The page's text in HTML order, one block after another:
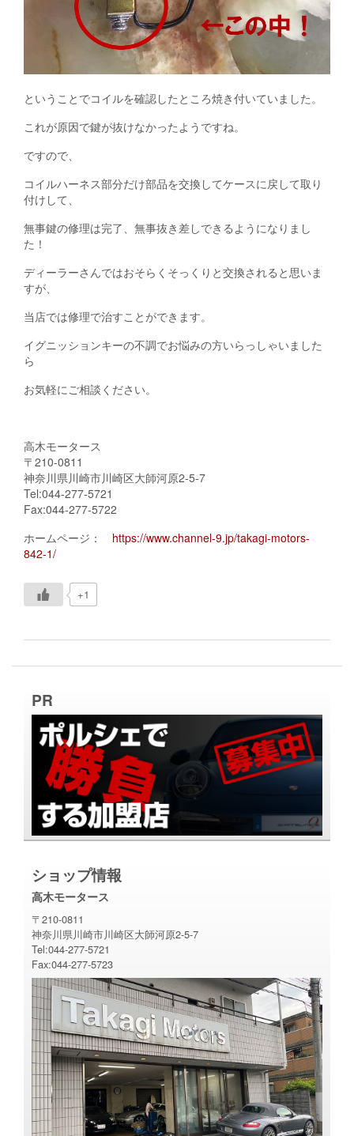
ということでコイルを確認したところ焼き付いていました。
これが原因で鍵が抜けなかったようですね。
ですので、
コイルハーネス部分だけ部品を交換してケースに戻して取り
付けして、
無事鍵の修理は完了、無事抜き差しできるようになりまし
た！
ディーラーさんではおそらくそっくりと交換されると思いま
すが、
当店では修理で治すことができます。
イグニッションキーの不調でお悩みの方いらっしゃいました
ら
お気軽にご相談ください。
高木モータース
〒210-0811
神奈川県川崎市川崎区大師河原2-5-7
Tel:044-277-5721
Fax:044-277-5722
ホームページ： https://www.channel-9.jp/takagi-motors-
842-1/
+1
PR
ショップ情報
高木モータース
〒210-0811
神奈川県川崎市川崎区大師河原2-5-7
Tel:044-277-5721
Fax:044-277-5723